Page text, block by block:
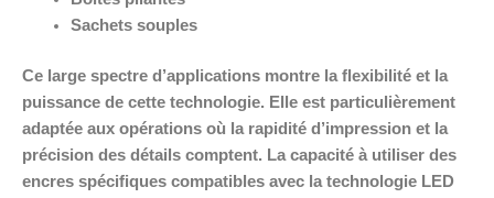
Sachets souples
Ce large spectre d’applications montre la flexibilité et la
puissance de cette technologie. Elle est particulièrement
adaptée aux opérations où la rapidité d’impression et la
précision des détails comptent. La capacité à utiliser des
encres spécifiques compatibles avec la technologie LED